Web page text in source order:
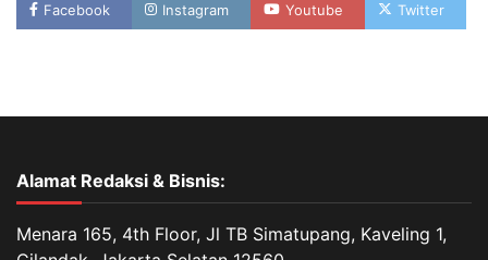
Facebook Instagram Youtube Twitter
Alamat Redaksi & Bisnis:
Menara 165, 4th Floor, Jl TB Simatupang, Kaveling 1,